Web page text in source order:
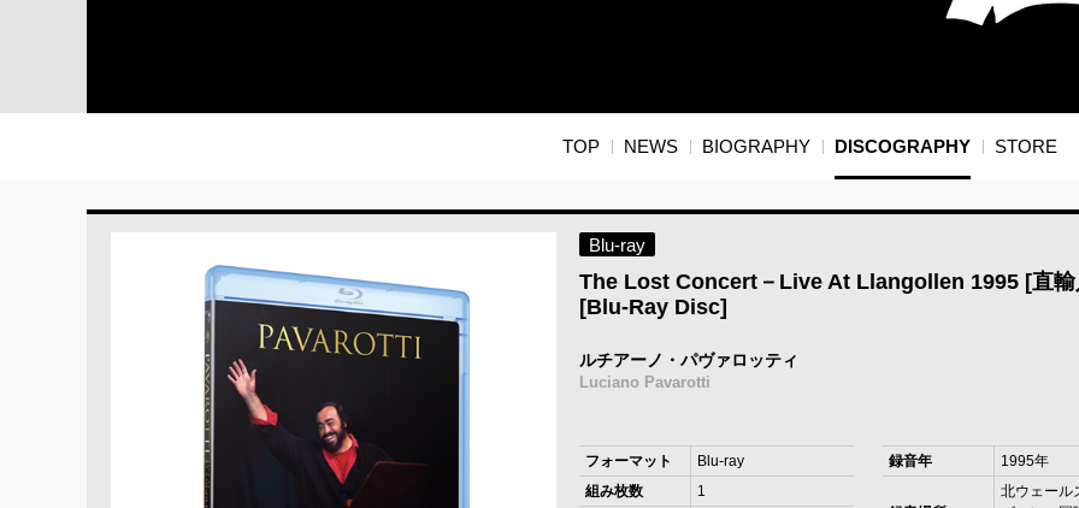
TOP NEWS BIOGRAPHY DISCOGRAPHY STORE
Blu-ray
The Lost Concert－Live At Llangollen 1995 [直輸
[Blu-Ray Disc]
ルチアーノ・パヴァロッティ
Luciano Pavarotti
フォーマット
Blu-ray
組み枚数
1
録音年 1995年
北ウェール